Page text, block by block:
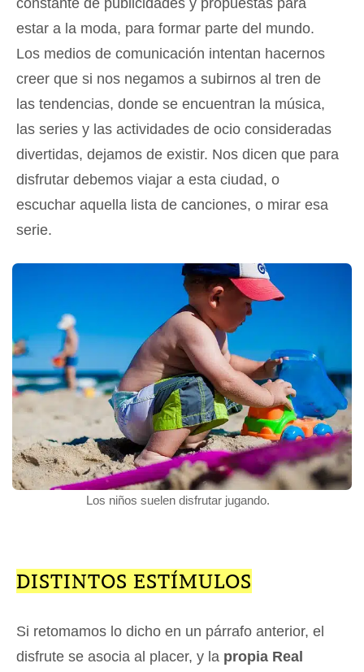
estar a la moda, para formar parte del mundo.
Los medios de comunicación intentan hacernos
creer que si nos negamos a subirnos al tren de
las tendencias, donde se encuentran la música,
las series y las actividades de ocio consideradas
divertidas, dejamos de existir. Nos dicen que para
disfrutar debemos viajar a esta ciudad, o
escuchar aquella lista de canciones, o mirar esa
serie.
Los niños suelen disfrutar jugando.
DISTINTOS ESTÍMULOS
Si retomamos lo dicho en un párrafo anterior, el
disfrute se asocia al placer, y la propia Real